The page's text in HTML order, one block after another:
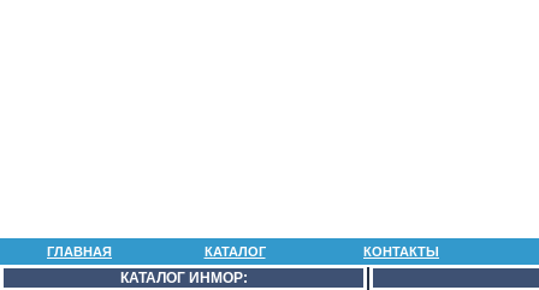
ГЛАВНАЯ КАТАЛОГ КОНТАКТЫ
КАТАЛОГ ИНМОР: